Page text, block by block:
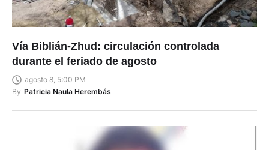
Vía Biblián-Zhud: circulación controlada
durante el feriado de agosto
agosto 8, 5:00 PM
By Patricia Naula Herembás